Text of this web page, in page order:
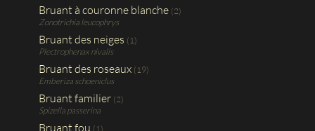
Bruant à couronne blanche (2)
Zonotrichia leucophrys
Bruant des neiges (1)
Plectrophenax nivalis
Bruant des roseaux (19)
Emberiza schoeniclus
Bruant familier (2)
Spizella passerina
Bruant fou (1)